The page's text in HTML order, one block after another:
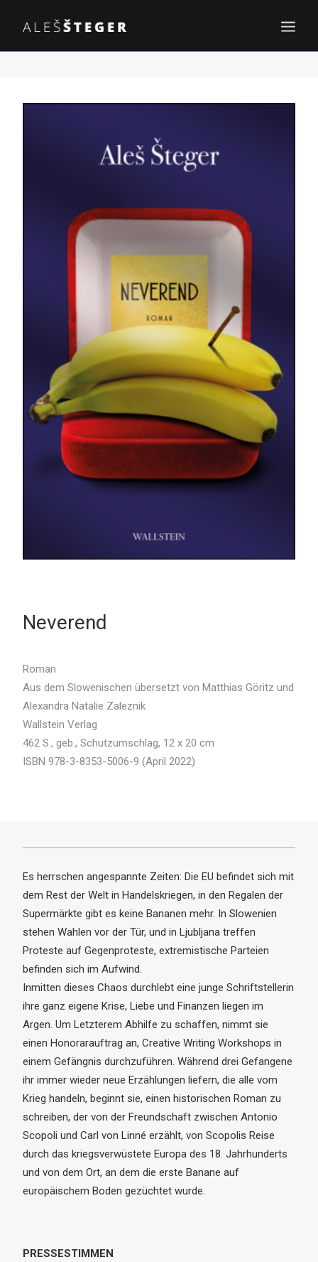
PROJEKTI
ISKANJE
Neverend
Roman
Aus dem Slowenischen übersetzt von Matthias Göritz und
Alexandra Natalie Zaleznik
Wallstein Verlag
462 S., geb., Schutzumschlag, 12 x 20 cm
ISBN 978-3-8353-5006-9 (April 2022)
Es herrschen angespannte Zeiten: Die EU befindet sich mit
dem Rest der Welt in Handelskriegen, in den Regalen der
Supermärkte gibt es keine Bananen mehr. In Slowenien
stehen Wahlen vor der Tür, und in Ljubljana treffen
Proteste auf Gegenproteste, extremistische Parteien
befinden sich im Aufwind.
Inmitten dieses Chaos durchlebt eine junge Schriftstellerin
ihre ganz eigene Krise, Liebe und Finanzen liegen im
Argen. Um Letzterem Abhilfe zu schaffen, nimmt sie
einen Honorarauftrag an, Creative Writing Workshops in
einem Gefängnis durchzuführen. Während drei Gefangene
ihr immer wieder neue Erzählungen liefern, die alle vom
Krieg handeln, beginnt sie, einen historischen Roman zu
schreiben, der von der Freundschaft zwischen Antonio
Scopoli und Carl von Linné erzählt, von Scopolis Reise
durch das kriegsverwüstete Europa des 18. Jahrhunderts
und von dem Ort, an dem die erste Banane auf
europäischem Boden gezüchtet wurde.
PRESSESTIMMEN